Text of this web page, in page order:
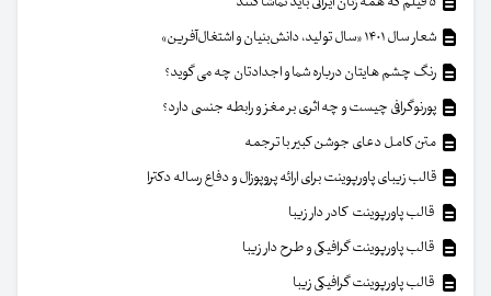
شعار سال ۱۴۰۱ «سال تولید، دانش‌بنیان و اشتغال‌آفرین»
رنگ چشم هایتان درباره شما و اجدادتان چه می گوید؟
پورنوگرافی چیست و چه اثری بر مغز و رابطه جنسی دارد؟
متن کامل دعای جوشن کبیر با ترجمه
قالب زیبای پاورپوینت برای ارائه پروپوزال و دفاع رساله دکترا
قالب پاورپوینت کادر دار زیبا
قالب پاورپوینت گرافیکی و طرح دار زیبا
قالب پاورپوینت گرافیکی زیبا